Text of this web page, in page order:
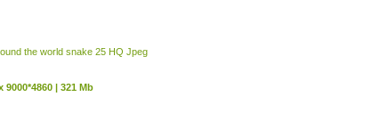
9000*4860 | 321 Mb